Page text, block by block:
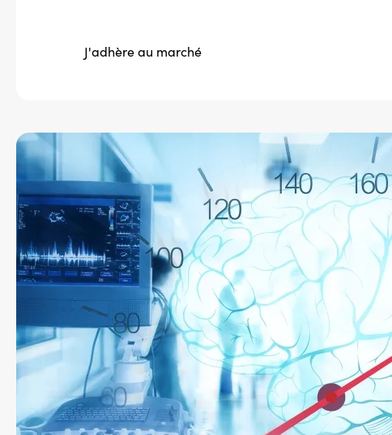
J'adhère au marché